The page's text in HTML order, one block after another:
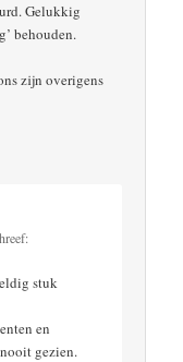
Gelukkig
behouden.
zijn overigens
stuk
en
gezien.